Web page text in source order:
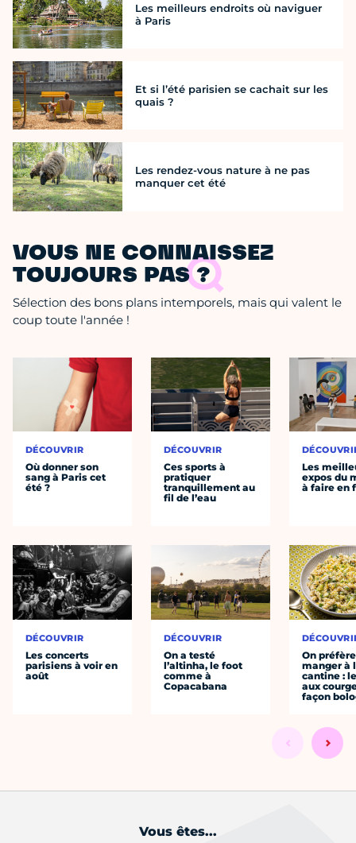
Les meilleurs endroits où naviguer
à Paris
Et si l’été parisien se cachait sur les
quais ?
Les rendez-vous nature à ne pas
manquer cet été
VOUS NE CONNAISSEZ
TOUJOURS PAS ?
Sélection des bons plans intemporels, mais qui valent le
coup toute l'année !
DÉCOUVRIR
Où donner son
sang à Paris cet
été ?
DÉCOUVRIR
Les concerts
parisiens à voir en
août
DÉCOUVRIR
Ces sports à
pratiquer
tranquillement au
fil de l’eau
DÉCOUVRIR
On a testé
l’altinha, le foot
comme à
Copacabana
Les
expos du
à faire en
On préfère
manger à
cantine :
aux
façon
Vous êtes...